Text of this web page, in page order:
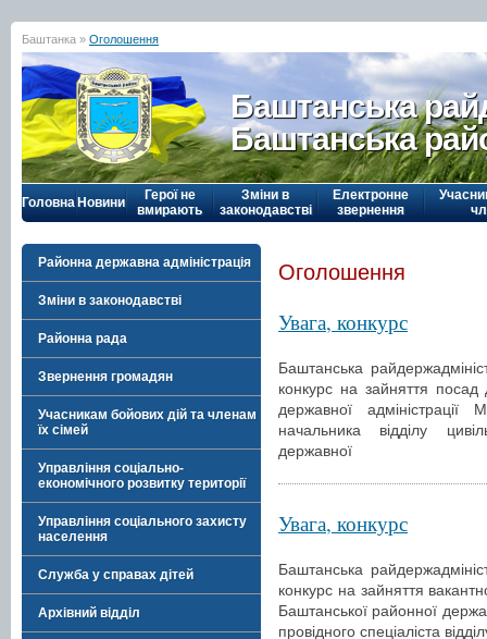
Баштанка » Оголошення
Баштанська
Баштанська
Головна Новини
Герої не
вмирають
Зміни в
законодавстві
Електронне
звернення
Районна державна адміністрація
Зміни в законодавстві
Районна рада
Звернення громадян
Учасникам бойових дій та членам
їх сімей
Управління соціально-
економічного розвитку території
Управління соціального захисту
населення
Служба у справах дітей
Архівний відділ
Оголошення
Увага, конкурс
Баштанська
конкурс на зайняття
державної адміністрації
начальника відділу
державної
Увага, конкурс
Баштанська
конкурс на зайняття
Баштанської районної
провідного спеціаліста